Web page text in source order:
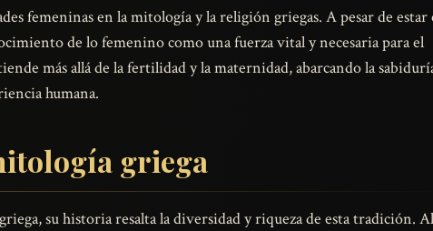
femeninas en la mitología y la religión griegas. A pesar de estar
de lo femenino como una fuerza vital y necesaria para el
más allá de la fertilidad y la maternidad, abarcando la
humana.
griega
su historia resalta la diversidad y riqueza de esta tradición. Al